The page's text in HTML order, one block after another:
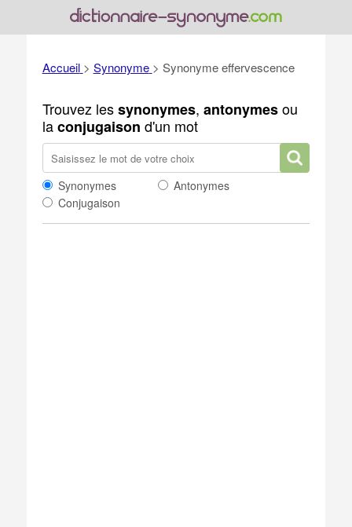
Accueil > Synonyme > Synonyme effervescence
Trouvez lessynonymes, antonymesou
laconjugaison d'un mot
Synonymes
Antonymes
Conjugaison